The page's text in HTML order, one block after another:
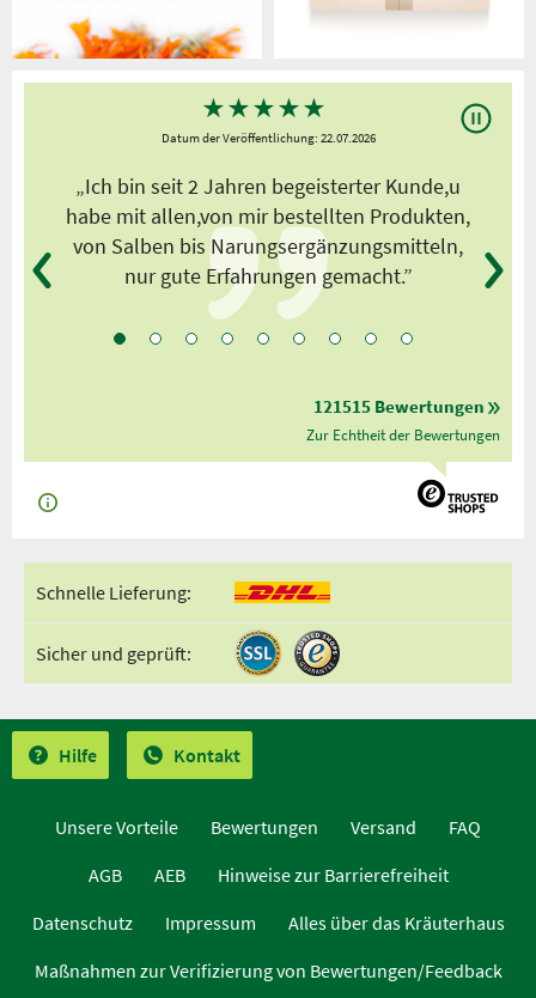
★★★★★
Datum der Veröffentlichung: 22.07.2026
„Ich bin seit 2 Jahren begeisterter Kunde,u
habe mit allen,von mir bestellten Produkten,
von Salben bis Narungsergänzungsmitteln,
nur gute Erfahrungen gemacht.”
121515 Bewertungen
Zur Echtheit der Bewertungen
Schnelle Lieferung:
Sicher und geprüft:
Hilfe Kontakt
Unsere Vorteile Bewertungen Versand
FAQ
AGB
AEB
Hinweise zur Barrierefreiheit
Datenschutz
Impressum
Alles über das Kräuterhaus
Maßnahmen zur Verifizierung von Bewertungen/Feedback